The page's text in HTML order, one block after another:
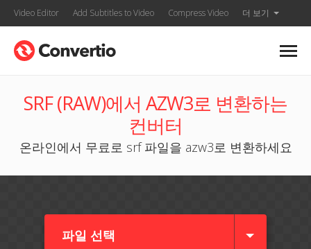
Video Editor Add Subtitles to Video Compress Video 더 보기
SRF (RAW)에서 AZW3로 변환하는
컨버터
온라인에서 무료로 srf 파일을 azw3로 변환하세요
파일 선택